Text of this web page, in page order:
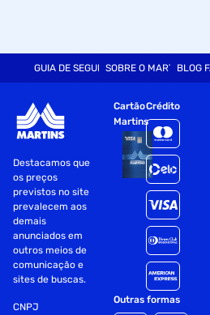
GUIA DE SEGURANÇASOBRE O MARTINSBLOG
Destacamos que
os preços
previstos no site
prevalecem aos
demais
anunciados em
outros meios de
comunicação e
sites de buscas.
CNPJ
Cartão
Martins
Crédito
Outras formas